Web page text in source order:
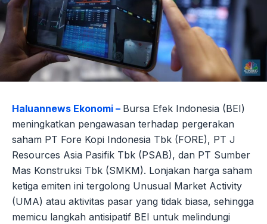
Haluannews Ekonomi – Bursa Efek Indonesia (BEI)
meningkatkan pengawasan terhadap pergerakan
saham PT Fore Kopi Indonesia Tbk (FORE), PT J
Resources Asia Pasifik Tbk (PSAB), dan PT Sumber
Mas Konstruksi Tbk (SMKM). Lonjakan harga saham
ketiga emiten ini tergolong Unusual Market Activity
(UMA) atau aktivitas pasar yang tidak biasa, sehingga
memicu langkah antisipatif BEI untuk melindungi